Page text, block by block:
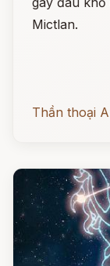
Mictlan.
Thần thoại